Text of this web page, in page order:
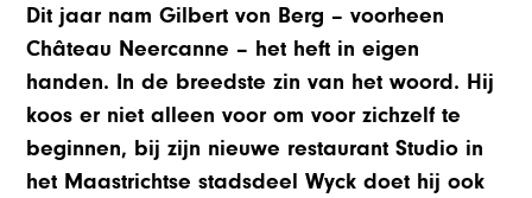
Dit jaar nam Gilbert von Berg – voorheen
Château Neercanne – het heft in eigen
handen. In de breedste zin van het woord. Hij
koos er niet alleen voor om voor zichzelf te
beginnen, bij zijn nieuwe restaurant Studio in
het Maastrichtse stadsdeel Wyck doet hij ook